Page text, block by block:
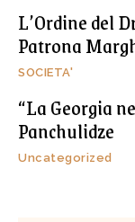
L’Ordine del
Patrona
SOCIETA'
“La Georgia
Panchulidze
Uncategorized